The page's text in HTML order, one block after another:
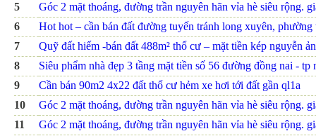
5
Góc 2 mặt thoáng, đường trần nguyên hãn vỉa hè siêu rộng.
6
Hot hot – cần bán đất đường tuyến tránh long xuyên, phường
7
Quỹ đất hiếm -bán đất 488m² thổ cư – mặt tiền kép nguyễn
8
Siêu phẩm nhà đẹp 3 tầng mặt tiền số 56 đường đồng nai - tp
9
Cần bán 90m2 4x22 đất thổ cư hẻm xe hơi tới đất gần ql1a
10
Góc 2 mặt thoáng, đường trần nguyên hãn vỉa hè siêu rộng.
11
Góc 2 mặt thoáng, đường trần nguyên hãn vỉa hè siêu rộng.